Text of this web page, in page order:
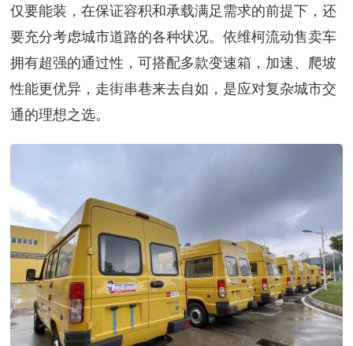
仅要能装，在保证容积和承载满足需求的前提下，还
要充分考虑城市道路的各种状况。依维柯流动售卖车
拥有超强的通过性，可搭配多款变速箱，加速、爬坡
性能更优异，走街串巷来去自如，是应对复杂城市交
通的理想之选。